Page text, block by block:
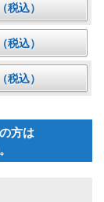
税込）
税込）
税込）
方は